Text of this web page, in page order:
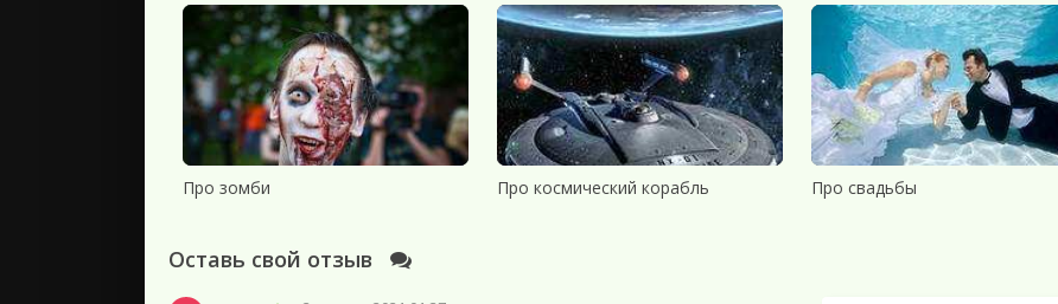
Про зомби Про космический корабль Про свадьбы
Оставь свой отзыв